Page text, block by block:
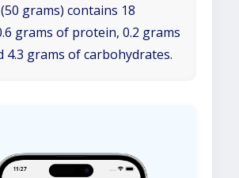
grams) contains 18
grams of protein, 0.2 grams
4.3 grams of carbohydrates.